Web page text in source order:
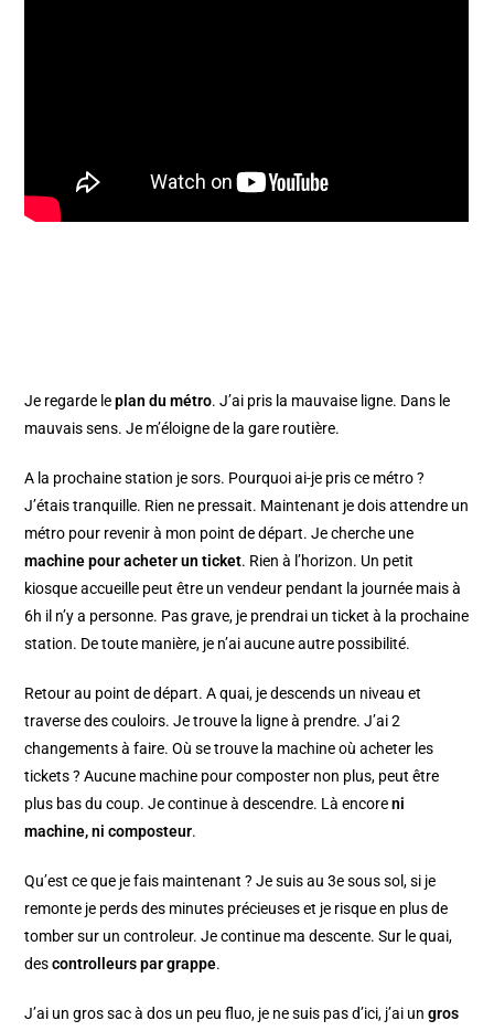
Je regarde leplan du métro. J’ai pris la mauvaise ligne. Dans le
mauvais sens. Je m’éloigne de la gare routière.
A la prochaine station je sors. Pourquoi ai-je pris ce métro ?
J’étais tranquille. Rien ne pressait. Maintenant je dois attendre un
métro pour revenir à mon point de départ. Je cherche une
machine pour acheter un ticket. Rien à l’horizon. Un petit
kiosque accueille peut être un vendeur pendant la journée mais à
6h il n’y a personne. Pas grave, je prendrai un ticket à la prochaine
station. De toute manière, je n’ai aucune autre possibilité.
Retour au point de départ. A quai, je descends un niveau et
traverse des couloirs. Je trouve la ligne à prendre. J’ai 2
changements à faire. Où se trouve la machine où acheter les
tickets ? Aucune machine pour composter non plus, peut être
plus bas du coup. Je continue à descendre. Là encoreni
machine, ni composteur.
Qu’est ce que je fais maintenant ? Je suis au 3e sous sol, si je
remonte je perds des minutes précieuses et je risque en plus de
tomber sur un controleur. Je continue ma descente. Sur le quai,
descontrolleurs par grappe.
J’ai un gros sac à dos un peu fluo, je ne suis pas d’ici, j’ai ungros